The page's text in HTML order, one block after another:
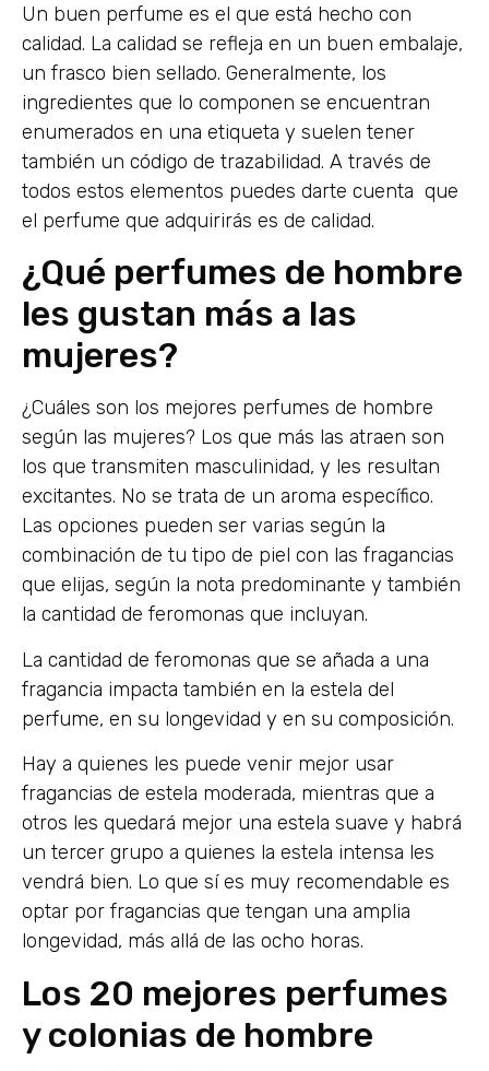
Un buen perfume es el que está hecho con
calidad. La calidad se refleja en un buen embalaje,
un frasco bien sellado. Generalmente, los
ingredientes que lo componen se encuentran
enumerados en una etiqueta y suelen tener
también un código de trazabilidad. A través de
todos estos elementos puedes darte cuenta que
el perfume que adquirirás es de calidad.
¿Qué perfumes de hombre
les gustan más a las
mujeres?
¿Cuáles son los mejores perfumes de hombre
según las mujeres? Los que más las atraen son
los que transmiten masculinidad, y les resultan
excitantes. No se trata de un aroma específico.
Las opciones pueden ser varias según la
combinación de tu tipo de piel con las fragancias
que elijas, según la nota predominante y también
la cantidad de feromonas que incluyan.
La cantidad de feromonas que se añada a una
fragancia impacta también en la estela del
perfume, en su longevidad y en su composición.
Hay a quienes les puede venir mejor usar
fragancias de estela moderada, mientras que a
otros les quedará mejor una estela suave y habrá
un tercer grupo a quienes la estela intensa les
vendrá bien. Lo que sí es muy recomendable es
optar por fragancias que tengan una amplia
longevidad, más allá de las ocho horas.
Los 20 mejores perfumes
y colonias de hombre